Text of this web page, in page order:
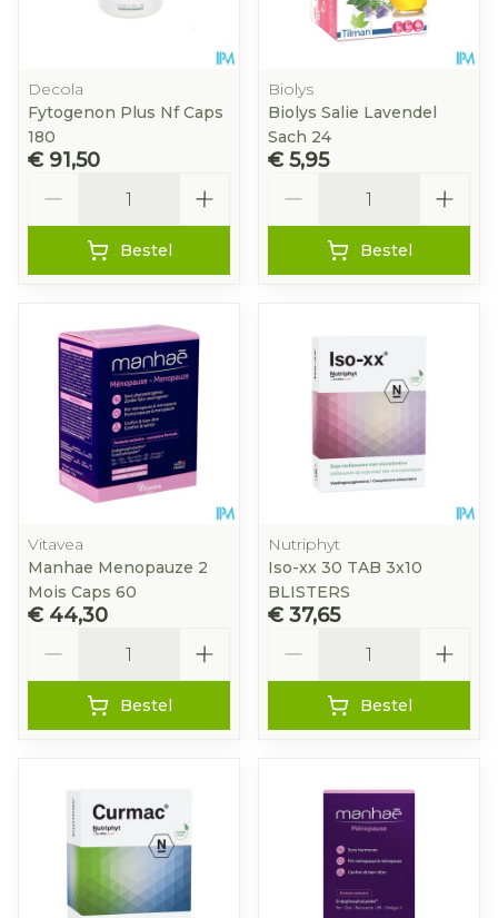
Decola
Fytogenon Plus Nf Caps
180
€ 91,50
Bestel
Biolys
Biolys Salie Lavendel
Sach 24
€ 5,95
Bestel
Vitavea
Manhae Menopauze 2
Mois Caps 60
€ 44,30
Bestel
Nutriphyt
Iso-xx 30 TAB 3x10
BLISTERS
€ 37,65
Bestel